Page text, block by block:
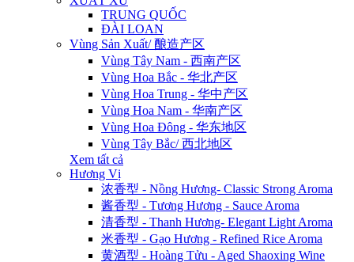
TRUNG QUỐC
ĐÀI LOAN
Vùng Sản Xuất/ 酿造产区
Vùng Tây Nam - 西南产区
Vùng Hoa Bắc - 华北产区
Vùng Hoa Trung - 华中产区
Vùng Hoa Nam - 华南产区
Vùng Hoa Đông - 华东地区
Vùng Tây Bắc/ 西北地区
Xem tất cả
Hương Vị
浓香型 - Nồng Hương- Classic Strong Aroma
酱香型 - Tương Hương - Sauce Aroma
清香型 - Thanh Hương- Elegant Light Aroma
米香型 - Gạo Hương - Refined Rice Aroma
黄酒型 - Hoàng Tửu - Aged Shaoxing Wine